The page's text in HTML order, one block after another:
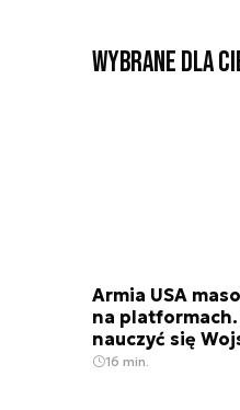
Wybrane dla
Armia USA
na
nauczyć się
16 min.